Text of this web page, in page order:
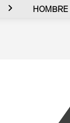
HOMBRE